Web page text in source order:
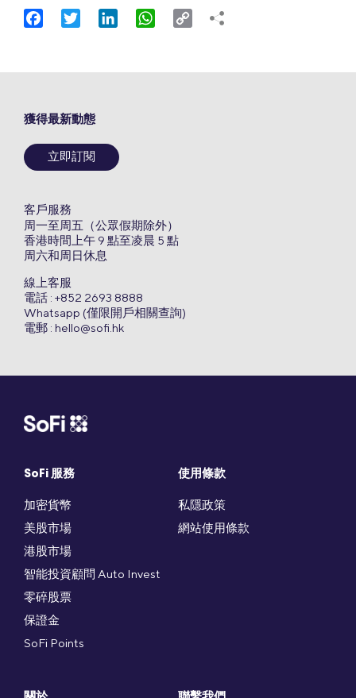
FacebookTwitter LinkedIn WhatsApp
Copy
SoFi 服務
加密貨幣
美股市場
港股市場
智能投資顧問 Auto Invest
零碎股票
保證金
SoFi Points
使用條款
私隱政策
網站使用條款
獲得最新動態
立即訂閱
客戶服務
周一至周五（公眾假期除外）
香港時間上午 9 點至凌晨 5 點
周六和周日休息
線上客服
電話 : +852 2693 8888
Whatsapp (僅限開戶相關查詢)
電郵 : hello@sofi.hk